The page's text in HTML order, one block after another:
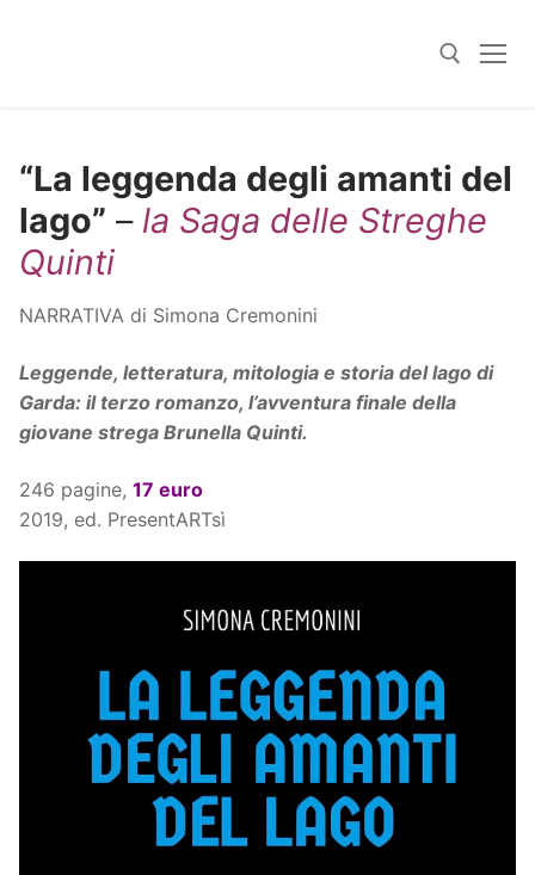
“La leggenda degli amanti del
lago” –la Saga delle Streghe
Quinti
NARRATIVA di Simona Cremonini
Leggende, letteratura, mitologia e storia del lago di
Garda: il terzo romanzo, l’avventura finale della
giovane strega Brunella Quinti.
246 pagine, 17 euro
2019, ed. PresentARTsì